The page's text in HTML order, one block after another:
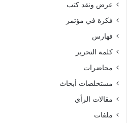
عرض ونقد كتب
فكرة في مؤتمر
فهارس
كلمة التحرير
محاضرات
مستخلصات أبحاث
مقالات الرأي
ملفات